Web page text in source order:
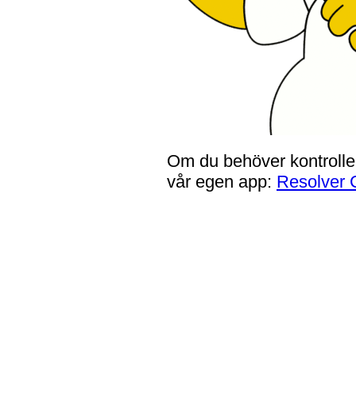
Om du behöver
vår egen app: Resolver